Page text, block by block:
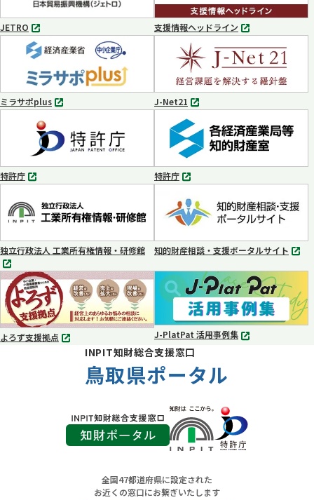
開
く
JETRO
別
タ
ブ
で
開
く
支援情報ヘッドライン
別
タ
ブ
で
開
く
ミラサポplus
別
ブ
で
開
く
J-Net21
別
タ
ブ
で
開
く
特許庁
別
ブ
で
く
特許庁
別
ブ
で
開
く
独立行政法人 工業所有権情報・研修館
別
タ
ブ
で
知的財産相談・支援ポータルサイト
別
タ
開
く
よろず支援拠点
別
J-PlatPat 活用事例集
別
INPIT知財総合支援窓口
鳥取県ポータル
全国47都道府県に設定された
お近くの窓口にお繋ぎいたします